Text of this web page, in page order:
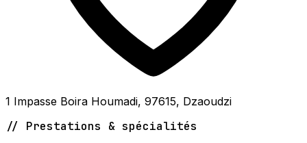
1 Impasse Boira Houmadi, 97615, Dzaoudzi
// Prestations & spécialités